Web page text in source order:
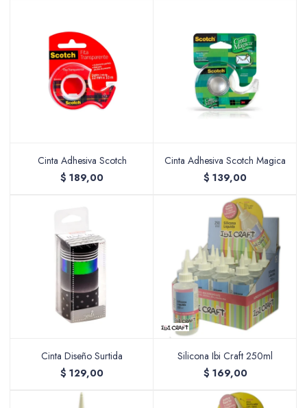
Cinta Adhesiva Scotch
$ 189,00
Cinta Adhesiva Scotch Magica
$ 139,00
Cinta Diseño Surtida
$ 129,00
Silicona Ibi Craft 250ml
$ 169,00
Maquillaje
Accesorios